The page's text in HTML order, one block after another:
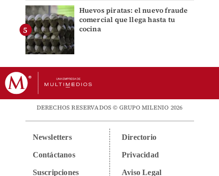
Huevos piratas: el nuevo fraude
comercial que llega hasta tu
cocina
DERECHOS RESERVADOS © GRUPO MILENIO 2026
Newsletters
Contáctanos
Suscripciones
Directorio
Privacidad
Aviso Legal